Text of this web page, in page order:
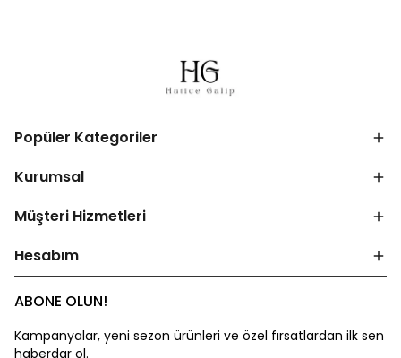
Popüler Kategoriler
Kurumsal
Müşteri Hizmetleri
Hesabım
ABONE OLUN!
Kampanyalar, yeni sezon ürünleri ve özel fırsatlardan ilk sen
haberdar ol.